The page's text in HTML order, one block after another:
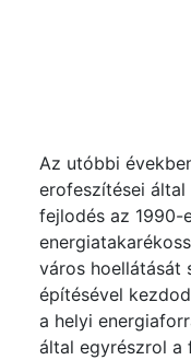
Az utóbbi
erofeszítései által
fejlodés az 1990-
város hoellátását
építésével
a helyi
által egyrészrol a